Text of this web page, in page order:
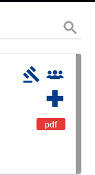
pdf